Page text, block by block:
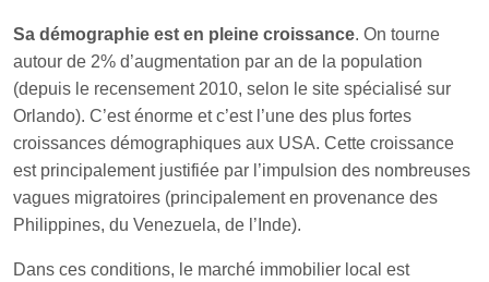
Sa démographie est en pleine croissance. On tourne
autour de 2% d’augmentation par an de la population
(depuis le recensement 2010, selon le site spécialisé sur
Orlando). C’est énorme et c’est l’une des plus fortes
croissances démographiques aux USA. Cette croissance
est principalement justifiée par l’impulsion des nombreuses
vagues migratoires (principalement en provenance des
Philippines, du Venezuela, de l’Inde).
Dans ces conditions, le marché immobilier local est